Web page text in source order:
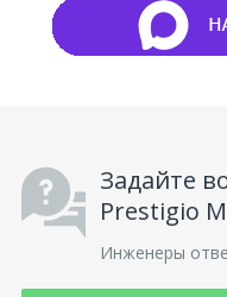
Задайте
Prestigio
Инженеры